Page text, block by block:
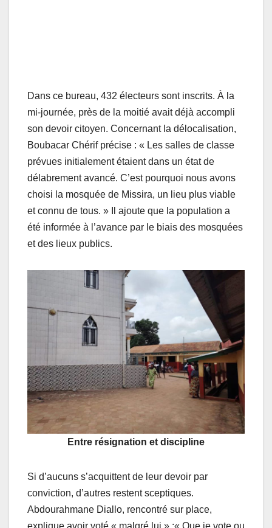
Dans ce bureau, 432 électeurs sont inscrits. À la
mi-journée, près de la moitié avait déjà accompli
son devoir citoyen. Concernant la délocalisation,
Boubacar Chérif précise : « Les salles de classe
prévues initialement étaient dans un état de
délabrement avancé. C’est pourquoi nous avons
choisi la mosquée de Missira, un lieu plus viable
et connu de tous. » Il ajoute que la population a
été informée à l’avance par le biais des mosquées
et des lieux publics.
Entre résignation et discipline
Si d’aucuns s’acquittent de leur devoir par
conviction, d’autres restent sceptiques.
Abdourahmane Diallo, rencontré sur place,